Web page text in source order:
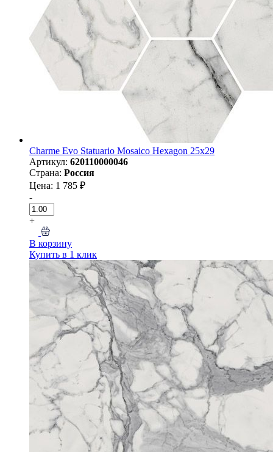
Charme Evo Statuario Mosaico Hexagon 25х29
Артикул: 620110000046
Страна: Россия
Цена: 1 785 ₽
-
+
В корзину
Купить в 1 клик